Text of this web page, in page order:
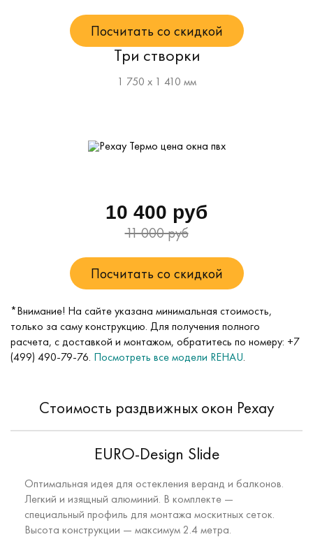
Посчитать со скидкой
Три створки
1 750 х 1 410 мм
10 400 руб
11 000 руб
Посчитать со скидкой
*Внимание! На сайте указана минимальная стоимость,
только за саму конструкцию. Для получения полного
расчета, с доставкой и монтажом, обратитесь по номеру: +7
(499) 490-79-76. Посмотреть все модели REHAU.
Стоимость раздвижных окон Рехау
EURO-Design Slide
Оптимальная идея для остекления веранд и балконов.
Легкий и изящный алюминий. В комплекте —
специальный профиль для монтажа москитных сеток.
Высота конструкции — максимум 2.4 метра.